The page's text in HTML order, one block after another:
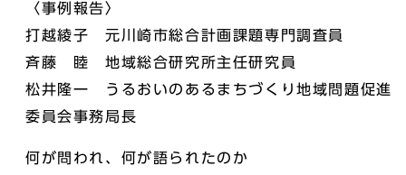
〈事例報告〉
打越綾子 元川崎市総合計画課題専門調査員
斉藤 睦 地域総合研究所主任研究員
松井隆一 うるおいのあるまちづくり地域問題促進
委員会事務局長
何が問われ、何が語られたのか